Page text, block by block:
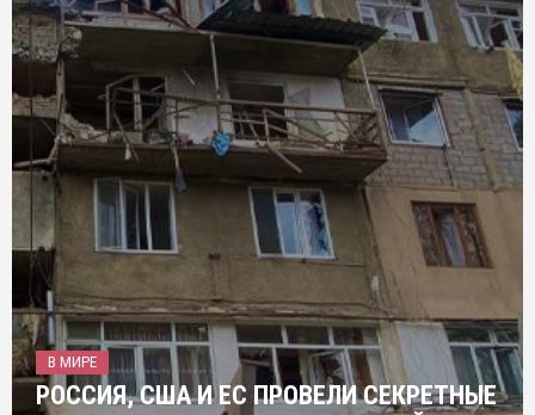
В МИРЕ
РОССИЯ, США И ЕС ПРОВЕЛИ СЕКРЕТНЫЕ